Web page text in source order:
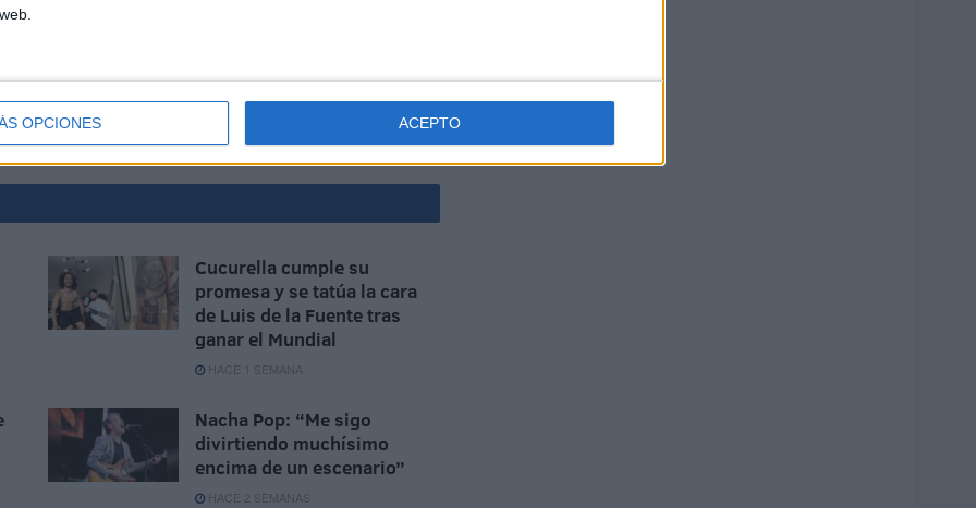
OPCIONES ACEPTO
Cucurella cumple su
promesa y se tatúa la cara
de Luis de la Fuente tras
ganar el Mundial
HACE 1 SEMANA
Nacha Pop: “Me sigo
divirtiendo muchísimo
encima de un escenario”
HACE 2 SEMANAS